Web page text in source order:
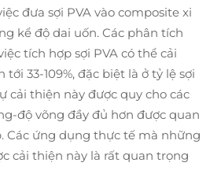
đưa sợi PVA vào composite xi
kể độ dai uốn. Các phân tích
tích hợp sợi PVA có thể cải
33-109%, đặc biệt là ở tỷ lệ sợi
cải thiện này được quy cho các
độ võng đầy đủ hơn được quan
Các ứng dụng thực tế mà những
cải thiện này là rất quan trọng